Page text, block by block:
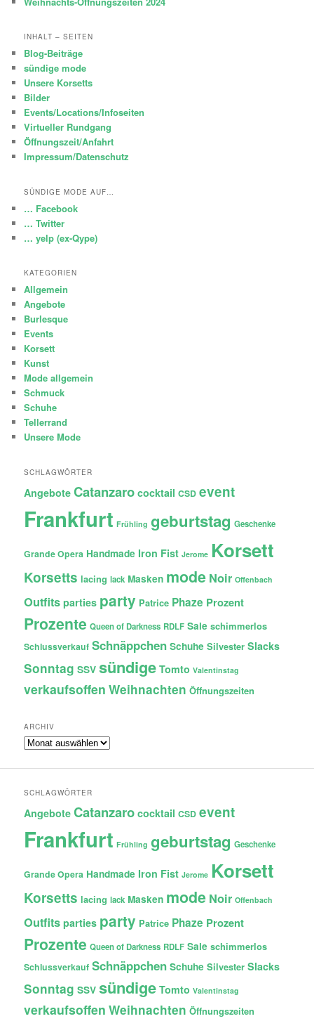
INHALT – SEITEN
Blog-Beiträge
sündige mode
Unsere Korsetts
Bilder
Events/Locations/Infoseiten
Virtueller Rundgang
Öffnungszeit/Anfahrt
Impressum/Datenschutz
SÜNDIGE MODE AUF…
… Facebook
… Twitter
… yelp (ex-Qype)
KATEGORIEN
Allgemein
Angebote
Burlesque
Events
Korsett
Kunst
Mode allgemein
Schmuck
Schuhe
Tellerrand
Unsere Mode
SCHLAGWÖRTER
Angebote Catanzaro cocktail CSD event
Frankfurt Frühling geburtstag Geschenke
Grande Opera Handmade Iron Fist Jerome Korsett
Korsetts lacing lack Masken mode Noir Offenbach
Outfits parties party Patrice Phaze Prozent
Prozente Queen of Darkness RDLF Sale schimmerlos
Schlussverkauf Schnäppchen Schuhe Silvester Slacks
Sonntag SSV sündige Tomto Valentinstag
verkaufsoffen Weihnachten Öffnungszeiten
ARCHIV
Archiv
SCHLAGWÖRTER
Angebote Catanzaro cocktail CSD event
Frankfurt Frühling geburtstag Geschenke
Grande Opera Handmade Iron Fist Jerome Korsett
Korsetts lacing lack Masken mode Noir Offenbach
Outfits parties party Patrice Phaze Prozent
Prozente Queen of Darkness RDLF Sale schimmerlos
Schlussverkauf Schnäppchen Schuhe Silvester Slacks
Sonntag SSV sündige Tomto Valentinstag
verkaufsoffen Weihnachten Öffnungszeiten